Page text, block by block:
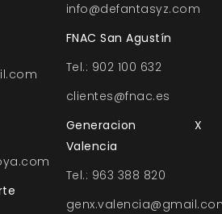
info@defantasyz.com
FNAC San Agustín
Tel.: 902 100 632
clientes@fnac.es
Generacion X
Valencia
Tel.: 963 388 820